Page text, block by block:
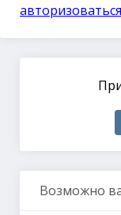
авторизоваться
Возможно